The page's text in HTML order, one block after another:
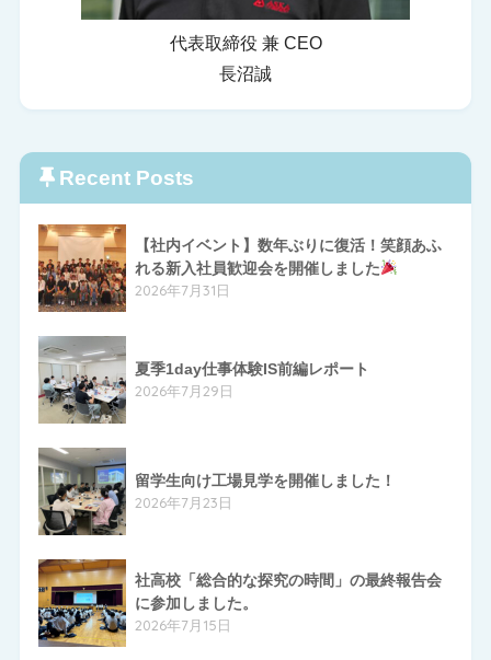
代表取締役 兼 CEO
長沼誠
Recent Posts
【社内イベント】数年ぶりに復活！笑顔あふ
れる新入社員歓迎会を開催しました
2026年7月31日
夏季1day仕事体験IS前編レポート
2026年7月29日
留学生向け工場見学を開催しました！
2026年7月23日
社高校「総合的な探究の時間」の最終報告会
に参加しました。
2026年7月15日